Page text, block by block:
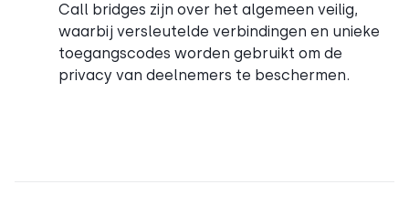
Call bridges zijn over het algemeen veilig,
waarbij versleutelde verbindingen en unieke
toegangscodes worden gebruikt om de
privacy van deelnemers te beschermen.